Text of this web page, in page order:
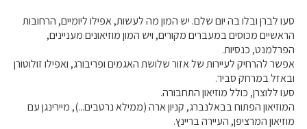
סעו לברן ובלו בה יום שלם. יש המון מה לעשות, אפילו ליומיים, הרחובות
הראשיים מכוסים במעברים מקורים, ויש המון מוזיאונים מעניינים,
הפרלמנט, כנסיות.
אפשר להרחיק לעיירות של אזור שלושת האגמים ופריבורג, ואפילו זולוטורן
ובאזל במרחק סביר.
סעו ללוצרן, כולל מוזיאון התחבורה.
המוזיאון הפתוח בבאלנברג, קניון ארה (ממילא נרטבים...), מיירינגן עם
מוזיאון המרציפן, העיירה בריינץ.